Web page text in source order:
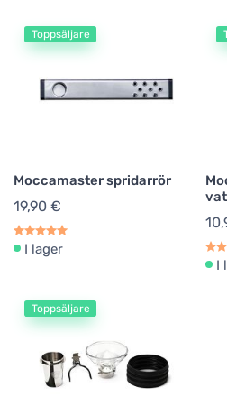
Toppsäljare
Moccamaster spridarrör
19,90 €
I lager
I
Toppsäljare